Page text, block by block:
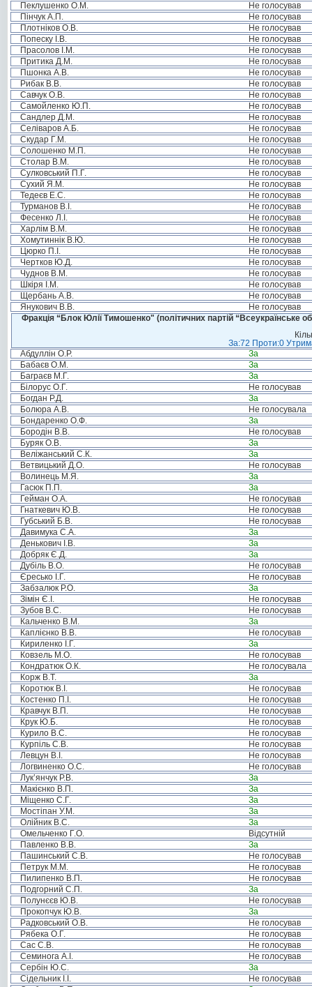
Пеклушенко О.М.
Не голосував
Пінчук А.П.
Не голосував
Плотніков О.В.
Не голосував
Попеску І.В.
Не голосував
Прасолов І.М.
Не голосував
Притика Д.М.
Не голосував
Пшонка А.В.
Не голосував
Рибак В.В.
Не голосував
Савчук О.В.
Не голосував
Самойленко Ю.П.
Не голосував
Сандлер Д.М.
Не голосував
Селіваров А.Б.
Не голосував
Скудар Г.М.
Не голосував
Солошенко М.П.
Не голосував
Столар В.М.
Не голосував
Сулковський П.Г.
Не голосував
Сухий Я.М.
Не голосував
Тедеєв Е.С.
Не голосував
Турманов В.І.
Не голосував
Фесенко Л.І.
Не голосував
Харлім В.М.
Не голосував
Хомутиннік В.Ю.
Не голосував
Цюрко П.І.
Не голосував
Чертков Ю.Д.
Не голосував
Чуднов В.М.
Не голосував
Шкіря І.М.
Не голосував
Щербань А.В.
Не голосував
Янукович В.В.
Не голосував
Фракція “Блок Юлії Тимошенко" (політичних партій “Всеукраїнське
За:72 Проти:0
Абдуллін О.Р.
За
Бабаєв О.М.
За
Баграєв М.Г.
За
Білорус О.Г.
Не голосував
Богдан Р.Д.
За
Болюра А.В.
Не голосувала
Бондаренко О.Ф.
За
Бородін В.В.
Не голосував
Буряк О.В.
За
Веліжанський С.К.
За
Ветвицький Д.О.
Не голосував
Волинець М.Я.
За
Гасюк П.П.
За
Гейман О.А.
Не голосував
Гнаткевич Ю.В.
Не голосував
Губський Б.В.
Не голосував
Давимука С.А.
За
Денькович І.В.
За
Добряк Є.Д.
За
Дубіль В.О.
Не голосував
Єресько І.Г.
Не голосував
Забзалюк Р.О.
За
Зімін Є.І.
Не голосував
Зубов В.С.
Не голосував
Кальченко В.М.
За
Каплієнко В.В.
Не голосував
Кириленко І.Г.
За
Ковзель М.О.
Не голосував
Кондратюк О.К.
Не голосувала
Корж В.Т.
За
Коротюк В.І.
Не голосував
Костенко П.І.
Не голосував
Кравчук В.П.
Не голосував
Крук Ю.Б.
Не голосував
Курило В.С.
Не голосував
Курпіль С.В.
Не голосував
Левцун В.І.
Не голосував
Логвиненко О.С.
Не голосував
Лук’янчук Р.В.
За
Макієнко В.П.
За
Міщенко С.Г.
За
Мостіпан У.М.
За
Олійник В.С.
За
Омельченко Г.О.
Відсутній
Павленко В.В.
За
Пашинський С.В.
Не голосував
Петрук М.М.
Не голосував
Пилипенко В.П.
Не голосував
Подгорний С.П.
За
Полунєєв Ю.В.
Не голосував
Прокопчук Ю.В.
За
Радковський О.В.
Не голосував
Рябека О.Г.
Не голосував
Сас С.В.
Не голосував
Семинога А.І.
Не голосував
Сербін Ю.С.
За
Сідельник І.І.
Не голосував